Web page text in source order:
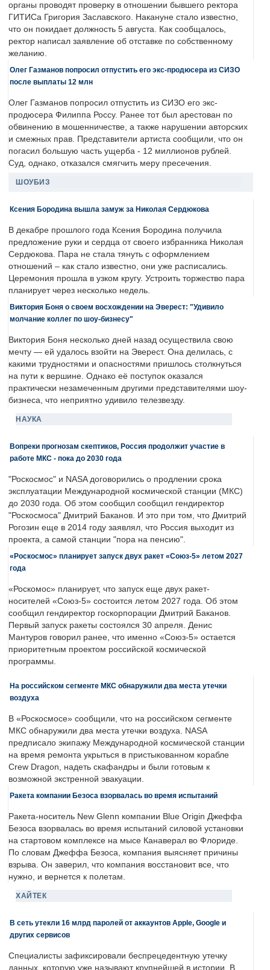
органы проводят проверку в отношении бывшего ректора
ГИТИСа Григория Заславского. Накануне стало известно,
что он покидает должность 5 августа. Как сообщалось,
ректор написал заявление об отставке по собственному
желанию.
Олег Газманов попросил отпустить его экс-продюсера из СИЗО
после выплаты 12 млн
Олег Газманов попросил отпустить из СИЗО его экс-
продюсера Филиппа Россу. Ранее тот был арестован по
обвинению в мошенничестве, а также нарушении авторских
и смежных прав. Представители артиста сообщили, что он
погасил большую часть ущерба - 12 миллионов рублей.
Суд, однако, отказался смягчить меру пресечения.
ШОУБИЗ
Ксения Бородина вышла замуж за Николая Сердюкова
В декабре прошлого года Ксения Бородина получила
предложение руки и сердца от своего избранника Николая
Сердюкова. Пара не стала тянуть с оформлением
отношений – как стало известно, они уже расписались.
Церемония прошла в узком кругу. Устроить торжество пара
планирует через несколько недель.
Виктория Боня о своем восхождении на Эверест: "Удивило
молчание коллег по шоу-бизнесу"
Виктория Боня несколько дней назад осуществила свою
мечту — ей удалось взойти на Эверест. Она делилась, с
какими трудностями и опасностями пришлось столкнуться
на пути к вершине. Однако её поступок оказался
практически незамеченным другими представителями шоу-
бизнеса, что неприятно удивило телезвезду.
НАУКА
Вопреки прогнозам скептиков, Россия продолжит участие в
работе МКС - пока до 2030 года
"Роскосмос" и NASA договорились о продлении срока
эксплуатации Международной космической станции (МКС)
до 2030 года. Об этом сообщил сообщил гендиректор
"Роскосмоса" Дмитрий Баканов. И это при том, что Дмитрий
Рогозин еще в 2014 году заявлял, что Россия выходит из
проекта, а самой станции "пора на пенсию".
«Роскосмос» планирует запуск двух ракет «Союз-5» летом 2027
года
«Роскомос» планирует, что запуск еще двух ракет-
носителей «Союз-5» состоится летом 2027 года. Об этом
сообщил гендиректор госкорпорации Дмитрий Баканов.
Первый запуск ракеты состоялся 30 апреля. Денис
Мантуров говорил ранее, что именно «Союз-5» остается
приоритетным проектом российской космической
программы.
На российском сегменте МКС обнаружили два места утечки
воздуха
В «Роскосмосе» сообщили, что на российском сегменте
МКС обнаружили два места утечки воздуха. NASA
предписало экипажу Международной космической станции
на время ремонта укрыться в пристыкованном корабле
Crew Dragon, надеть скафандры и были готовым к
возможной экстренной эвакуации.
Ракета компании Безоса взорвалась во время испытаний
Ракета-носитель New Glenn компании Blue Origin Джеффа
Безоса взорвалась во время испытаний силовой установки
на стартовом комплексе на мысе Канаверал во Флориде.
По словам Джеффа Безоса, компания выясняет причины
взрыва. Он заверил, что компания восстановит все, что
нужно, и вернется к полетам.
ХАЙТЕК
В сеть утекли 16 млрд паролей от аккаунтов Apple, Google и
других сервисов
Специалисты зафиксировали беспрецедентную утечку
данных, которую уже называют крупнейшей в истории. В